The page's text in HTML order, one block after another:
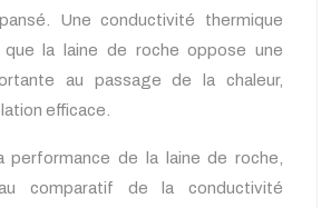
Une conductivité thermique
la laine de roche oppose une
au passage de la chaleur,
efficace.
performance de la laine de roche,
comparatif de la conductivité